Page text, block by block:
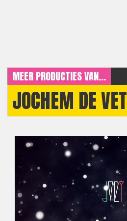
MEER PRODUCTIES VAN...
JOCHEM DE VET